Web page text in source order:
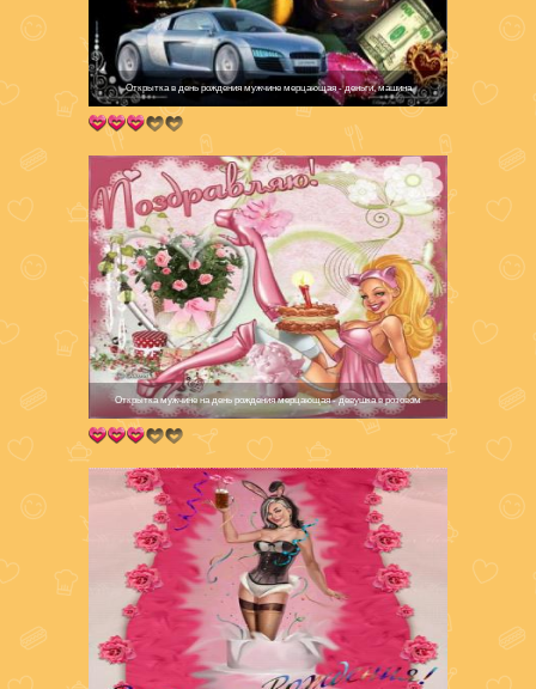
Открытка в день рождения мужчине мерцающая - деньги, машина
Открытка мужчине на день рождения мерцающая - девушка в розовом